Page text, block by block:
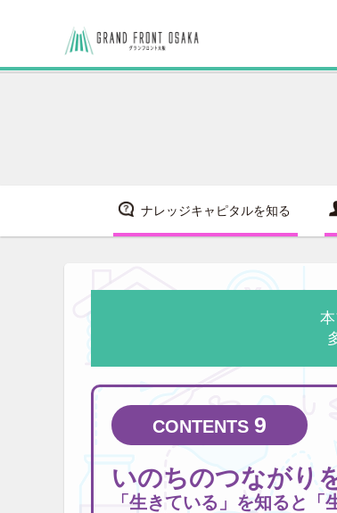
ナレッジキャピタルを知る
9
いのちのつながり
「生きている」を知ると